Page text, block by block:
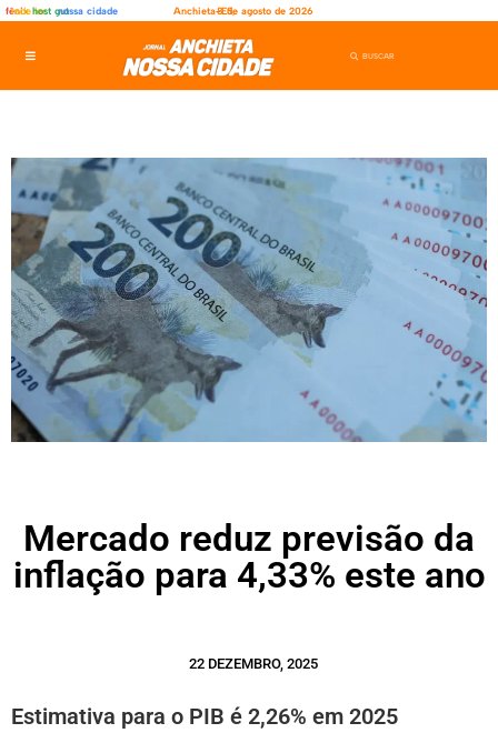
fênix
rede lerhost gutnossa cidade Anchieta-ES,8 de agosto de 2026
Mercado reduz previsão da
inflação para 4,33% este ano
22 DEZEMBRO, 2025
Estimativa para o PIB é 2,26% em 2025